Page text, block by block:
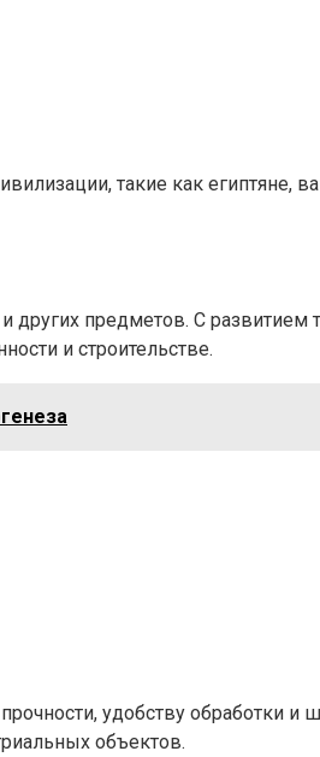
такие как египтяне,
других предметов. С развитием
и строительстве.
удобству обработки и
объектов.